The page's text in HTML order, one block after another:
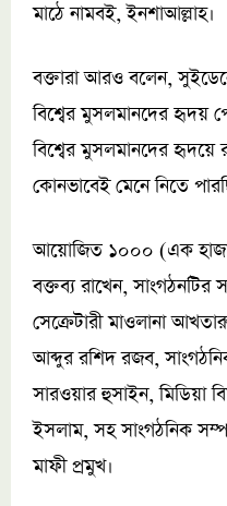
মাঠে নামবই, ইনশাআল্লাহ।
বক্তারা আরও বলেন,
বিশ্বের মুসলমানদের হৃদয়
বিশ্বের মুসলমানদের হৃদয়ে
কোনভাবেই মেনে নিতে
আয়োজিত ১০০০ (এক
বক্তব্য রাখেন, সাংগঠনটির
সেক্রেটারী মাওলানা
আব্দুর রশিদ রজব,
সারওয়ার হুসাইন, মিডিয়া
ইসলাম, সহ সাংগঠনিক
মাফী প্রমুখ।